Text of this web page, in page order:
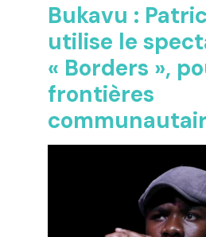
Bukavu :
utilise le
« Borders »,
frontières